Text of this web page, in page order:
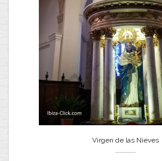
Virgen de las Nieves